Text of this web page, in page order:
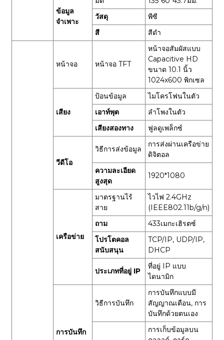
ข้อมูล
จำเพาะ
วัสดุ
พีซี
สี
สีดำ
หน้าจอ หน้าจอ TFT
หน้าจอสัมผัสแบบ
Capacitive HD
ขนาด 10.1 นิ้ว
1024x600 พิกเซล
เสียง
ป้อนข้อมูล
ไมโครโฟนในตัว
เอาท์พุต
ลำโพงในตัว
เสียงสองทาง
ฟูลดูเพล็กซ์
วีดีโอ
วิธีการส่งข้อมูล
การส่งผ่านเครือข่าย
ดิจิตอล
ความละเอียด
สูงสุด
1920*1080
เครือข่าย
มาตรฐานไร้
สาย
ไวไฟ 2.4GHz
(IEEE802.11b/g/n)
ถาม
433เมกะเฮิรตซ์
โปรโตคอล
สนับสนุน
TCP/IP, UDP/IP,
DHCP
ประเภทที่อยู่ IP
ที่อยู่ IP แบบ
ไดนามิก
การบันทึก
วิธีการบันทึก
การบันทึกแบบมี
สัญญาณเตือน, การ
บันทึกด้วยตนเอง
การเก็บข้อมูลบน